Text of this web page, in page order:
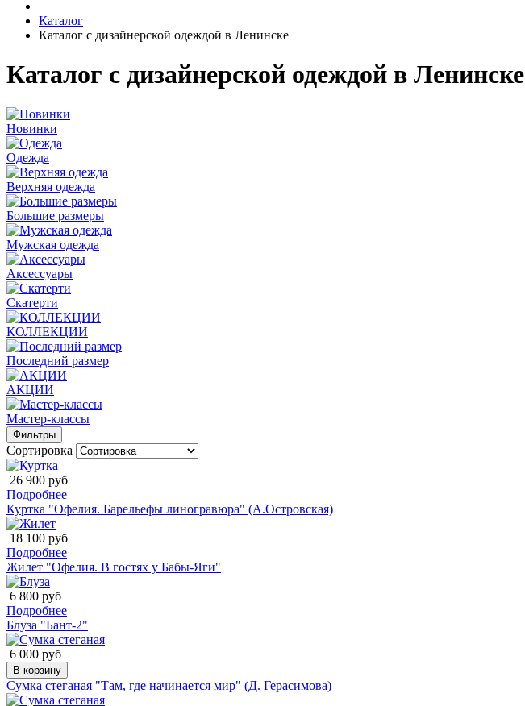
Каталог
Каталог с дизайнерской одеждой в Ленинске
Каталог с дизайнерской одеждой в Ленинске
Новинки
Одежда
Верхняя одежда
Большие размеры
Мужская одежда
Аксессуары
Скатерти
КОЛЛЕКЦИИ
Последний размер
АКЦИИ
Мастер-классы
Фильтры
Сортировка
26 900 руб
Подробнее
Куртка "Офелия. Барельефы линогравюра" (А.Островская)
18 100 руб
Подробнее
Жилет "Офелия. В гостях у Бабы-Яги"
6 800 руб
Подробнее
Блуза "Бант-2"
6 000 руб
В корзину
Сумка стеганая "Там, где начинается мир" (Д. Герасимова)